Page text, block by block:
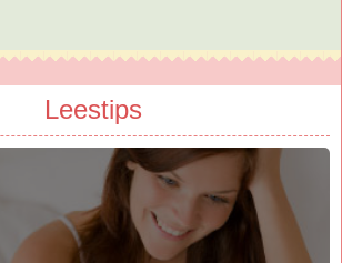
Leestips